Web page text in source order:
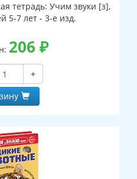
тетрадь: Учим звуки [з],
5-7 лет - 3-е изд.
206 ₽
+